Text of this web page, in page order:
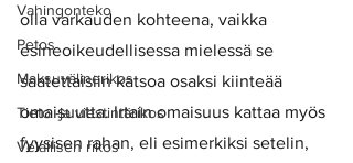
Vahingonteko
Petos
Maksuvälinerikos
Tieto -ja viestintärikos
Velallisen rikos
olla varkauden kohteena, vaikka
esineoikeudellisessa mielessä se
saatettaisiin katsoa osaksi kiinteää
omaisuutta. Irtain omaisuus kattaa myös
fyysisen rahan, eli esimerkiksi setelin,